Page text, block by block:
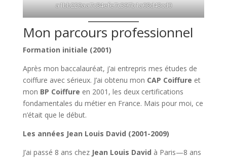
a1bb229aa7c84efe7c397b1a08d43cd0
Mon parcours professionnel
Formation initiale (2001)
Après mon baccalauréat, j’ai entrepris mes études de
coiffure avec sérieux. J’ai obtenu mon CAP Coiffure et
mon BP Coiffure en 2001, les deux certifications
fondamentales du métier en France. Mais pour moi, ce
n’était que le début.
Les années Jean Louis David (2001-2009)
J’ai passé 8 ans chez Jean Louis David à Paris—8 ans